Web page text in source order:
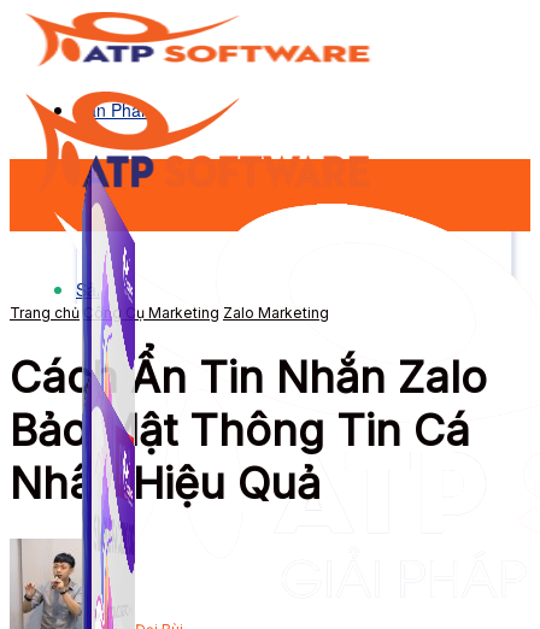
Sản Phẩm
Sản Phẩm
Trang chủ Công Cụ Marketing Zalo Marketing
Cách Ẩn Tin Nhắn Zalo
Bảo Mật Thông Tin Cá
Nhân Hiệu Quả